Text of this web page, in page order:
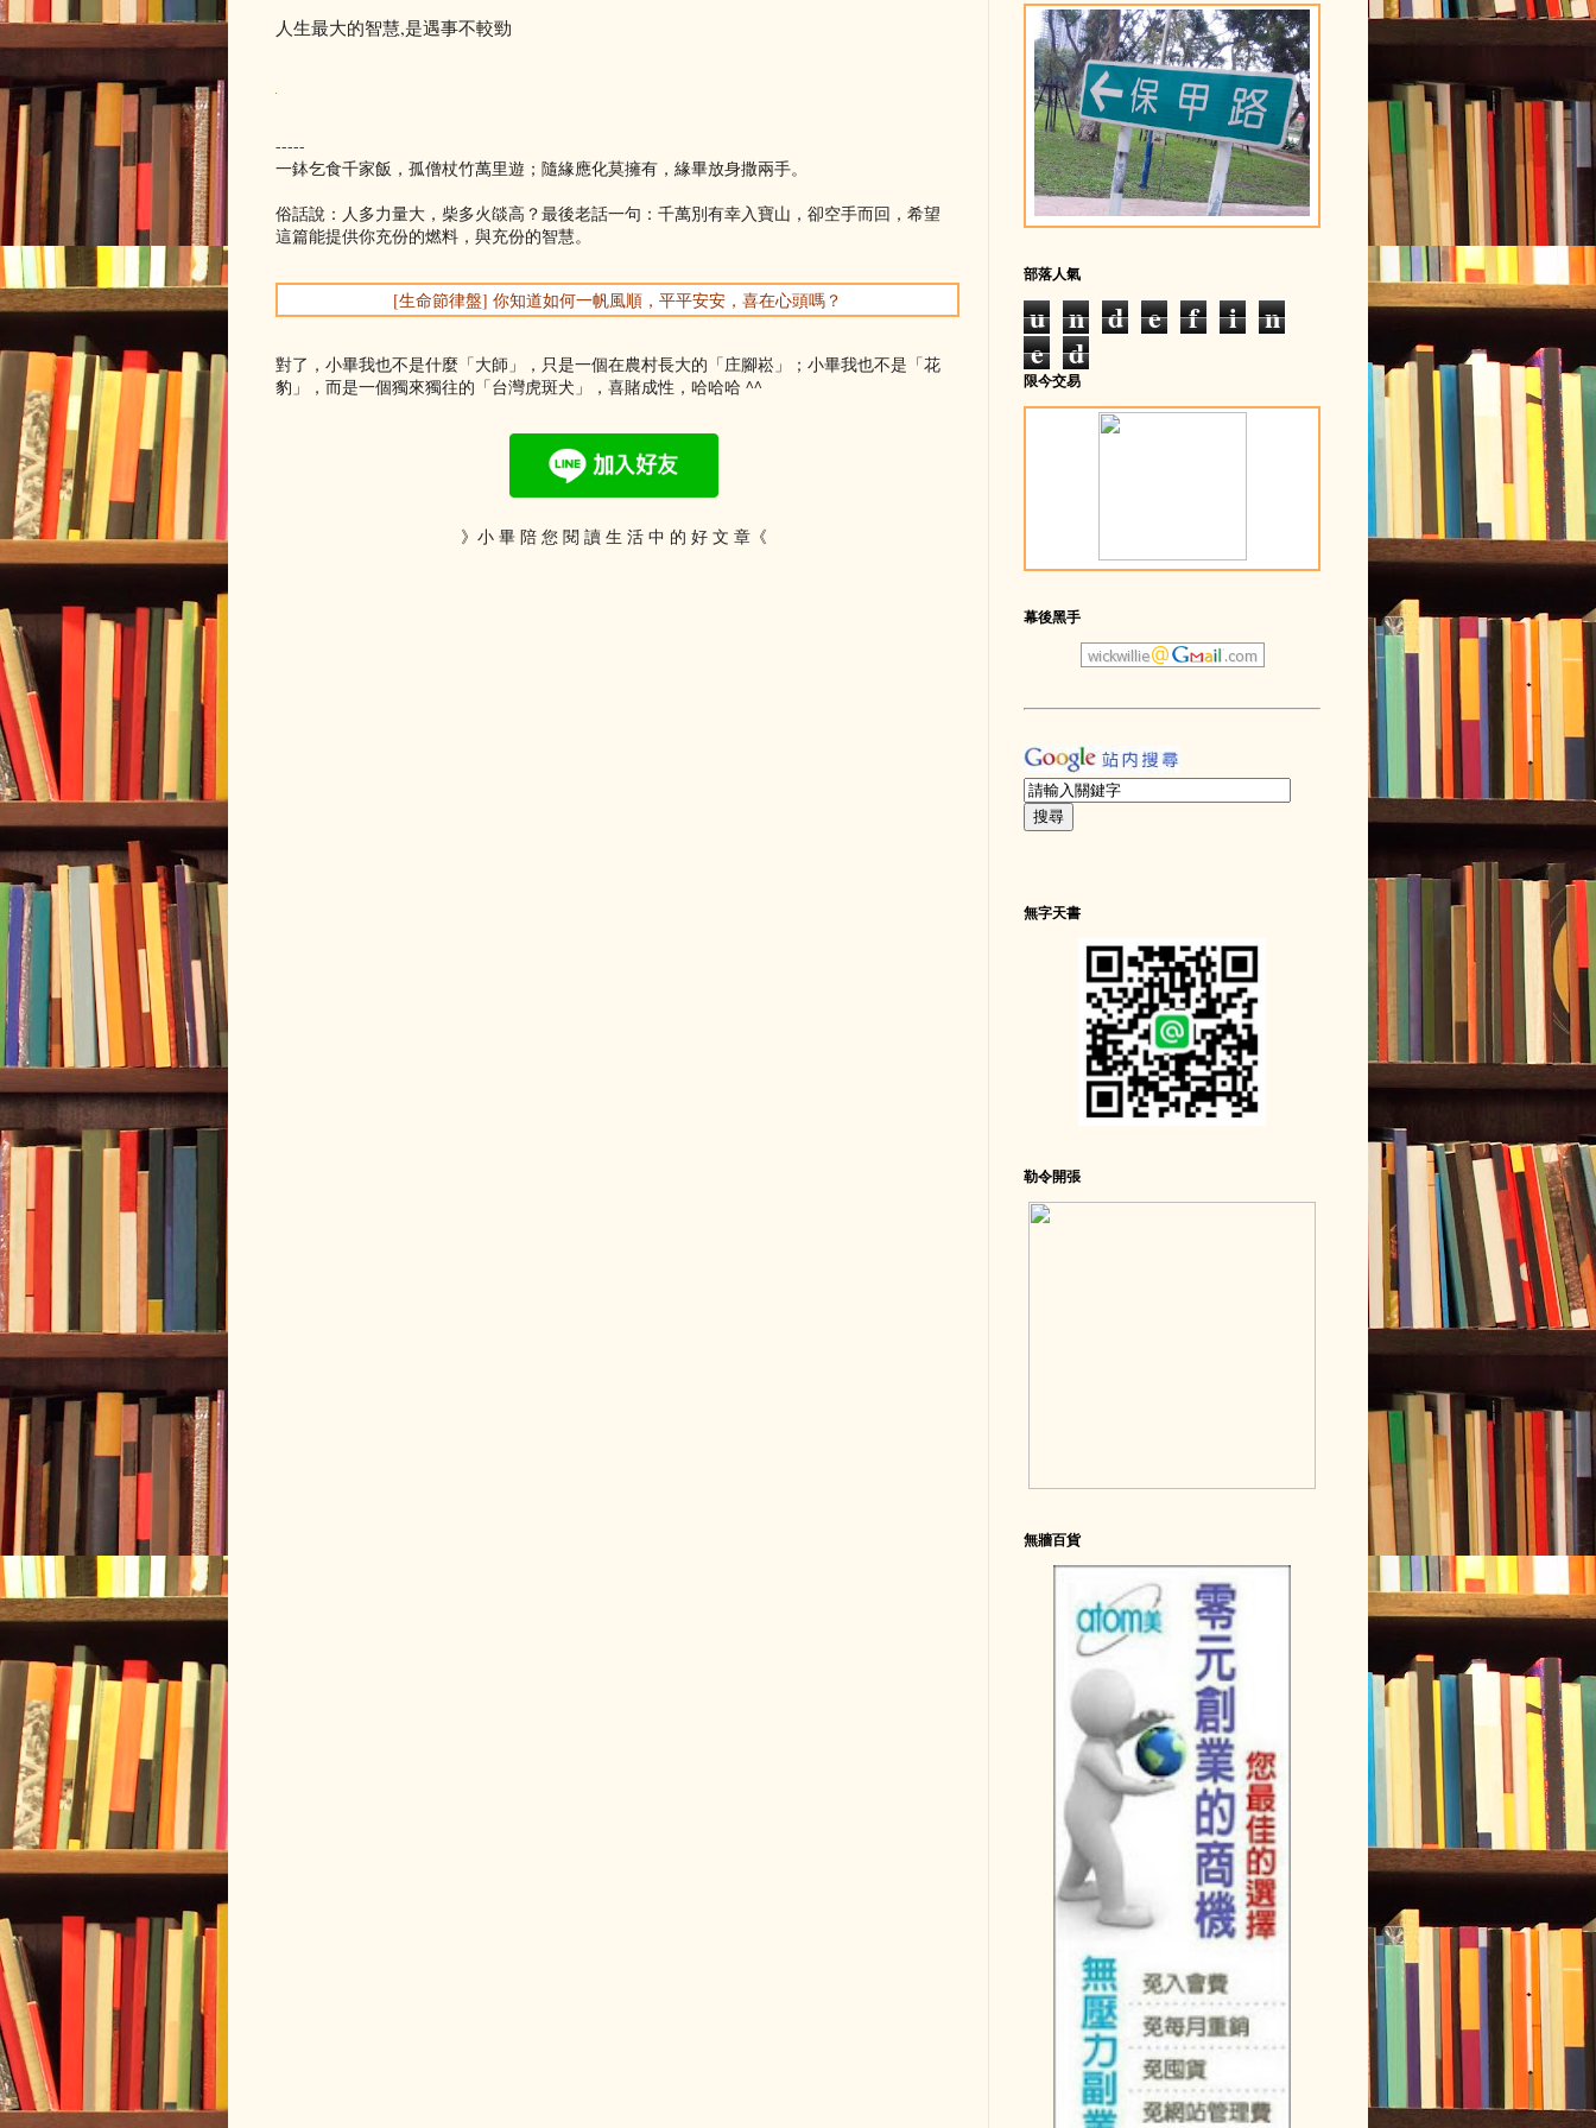
人生最大的智慧,是遇事不較勁
-----
一鉢乞食千家飯，孤僧杖竹萬里遊；隨緣應化莫擁有，緣畢放身撒兩手。
俗話說：人多力量大，柴多火燄高？最後老話一句：千萬別有幸入寶山，卻空手而回，希望
這篇能提供你充份的燃料，與充份的智慧。
[生命節律盤] 你知道如何一帆風順，平平安安，喜在心頭嗎？
對了，小畢我也不是什麼「大師」，只是一個在農村長大的「庄腳崧」；小畢我也不是「花
豹」，而是一個獨來獨往的「台灣虎斑犬」，喜賭成性，哈哈哈 ^^
》小 畢 陪 您 閱 讀 生 活 中 的 好 文 章《
部落人氣
u n d e f i
n
e d
限今交易
幕後黑手
無字天書
勒令開張
無牆百貨